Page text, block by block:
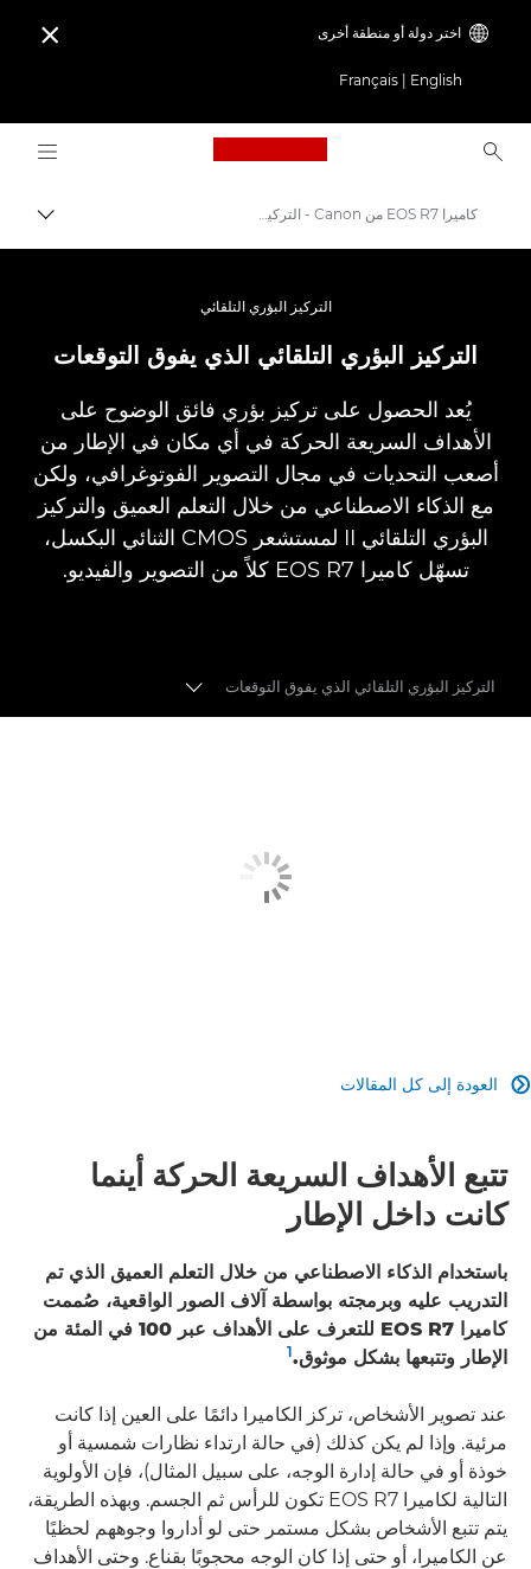
اختر دولة أو منطقة أخرى
English
Français

back to home page
مسار
كاميرا EOS R7 من Canon
كاميرا EOS R7 من Canon - التركيز البؤري التلقائي ووضع Dual Pixel RAW
التركيز البؤري التلقائي
التركيز البؤري التلقائي الذي يفوق التوقعات
يُعد الحصول على تركيز بؤري فائق الوضوح على
الأهداف السريعة الحركة في أي مكان في الإطار من
أصعب التحديات في مجال التصوير الفوتوغرافي، ولكن
مع الذكاء الاصطناعي من خلال التعلم العميق والتركيز
البؤري التلقائي II لمستشعر CMOS الثنائي البكسل،
تسهّل كاميرا EOS R7 كلاً من التصوير والفيديو.
التركيز البؤري التلقائي الذي يفوق التوقعات
العودة إلى كل المقالات 
تتبع الأهداف السريعة الحركة أينما
كانت داخل الإطار
باستخدام الذكاء الاصطناعي من خلال التعلم العميق الذي تم
التدريب عليه وبرمجته بواسطة آلاف الصور الواقعية، صُممت
كاميرا EOS R7 للتعرف على الأهداف عبر 100 في المئة من
الإطار وتتبعها بشكل موثوق.1
عند تصوير الأشخاص، تركز الكاميرا دائمًا على العين إذا كانت
مرئية. وإذا لم يكن كذلك (في حالة ارتداء نظارات شمسية أو
خوذة أو في حالة إدارة الوجه، على سبيل المثال)، فإن الأولوية
التالية لكاميرا EOS R7 تكون للرأس ثم الجسم. وبهذه الطريقة،
يتم تتبع الأشخاص بشكل مستمر حتى لو أداروا وجوههم لحظيًا
عن الكاميرا، أو حتى إذا كان الوجه محجوبًا بقناع. وحتى الأهداف